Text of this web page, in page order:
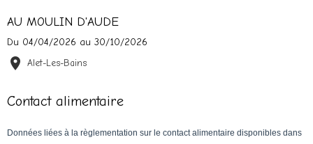
AU MOULIN D'AUDE
Du 04/04/2026 au 30/10/2026
Alet-Les-Bains
Contact alimentaire
Données liées à la règlementation sur le contact alimentaire disponibles dans